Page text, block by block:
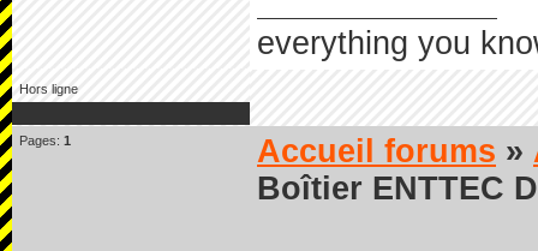
everything you
Hors ligne
Pages: 1 Accueil forums »
Boîtier ENTTEC